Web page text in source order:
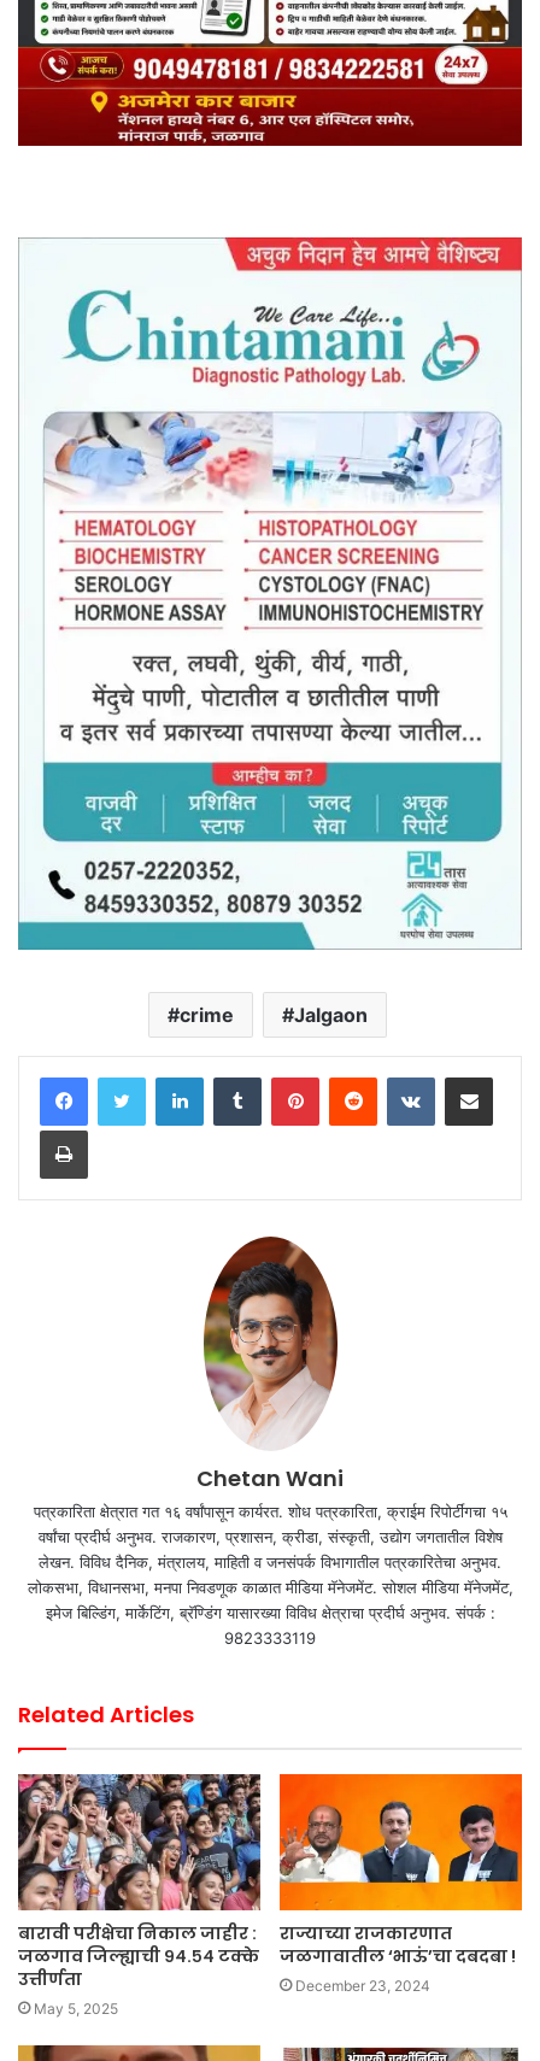
crime Jalgaon
LinkedInTumblr PinterestReddit VKontakteShare via Email
Print
Chetan Wani
पत्रकारिता क्षेत्रात गत १६ वर्षांपासून कार्यरत. शोध पत्रकारिता, क्राईम रिपोर्टींगचा १५
वर्षांचा प्रदीर्घ अनुभव. राजकारण, प्रशासन, क्रीडा, संस्कृती, उद्योग जगतातील विशेष
लेखन. विविध दैनिक, मंत्रालय, माहिती व जनसंपर्क विभागातील पत्रकारितेचा अनुभव.
लोकसभा, विधानसभा, मनपा निवडणूक काळात मीडिया मॅनेजमेंट. सोशल मीडिया मॅनेजमेंट,
इमेज बिल्डिंग, मार्केटिंग, ब्रॅण्डिंग यासारख्या विविध क्षेत्राचा प्रदीर्घ अनुभव. संपर्क :
9823333119
Related Articles
बारावी परीक्षेचा निकाल जाहीर :
जळगाव जिल्ह्याची ९४.५४ टक्के
उत्तीर्णता
May 5, 2025
राज्याच्या राजकारणात
जळगावातील ‘भाऊं’चा दबदबा !
December 23, 2024